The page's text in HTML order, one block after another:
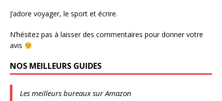
J’adore voyager, le sport et écrire.
N’hésitez pas à laisser des commentaires pour donner votre
avis
NOS MEILLEURS GUIDES
Les meilleurs bureaux sur Amazon